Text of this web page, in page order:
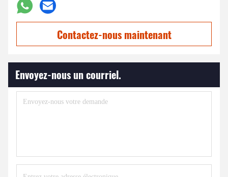
Contactez-nous maintenant
Envoyez-nous un courriel.